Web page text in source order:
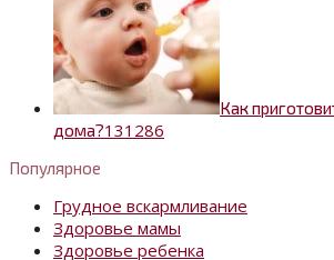
Как
дома?131286
Популярное
Грудное вскармливание
Здоровье мамы
Здоровье ребенка